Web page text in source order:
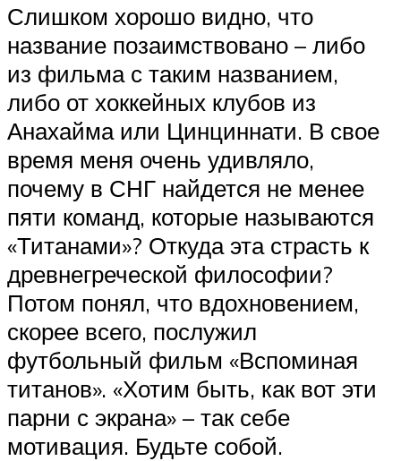
Слишком хорошо видно, что
название позаимствовано – либо
из фильма с таким названием,
либо от хоккейных клубов из
Анахайма или Цинциннати. В свое
время меня очень удивляло,
почему в СНГ найдется не менее
пяти команд, которые называются
«Титанами»? Откуда эта страсть к
древнегреческой философии?
Потом понял, что вдохновением,
скорее всего, послужил
футбольный фильм «Вспоминая
титанов». «Хотим быть, как вот эти
парни с экрана» – так себе
мотивация. Будьте собой.